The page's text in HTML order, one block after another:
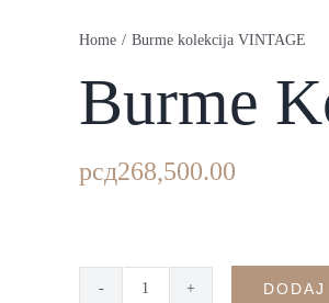
Home / Burme kolekcija VINTAGE
Burme
рсд268,500.00